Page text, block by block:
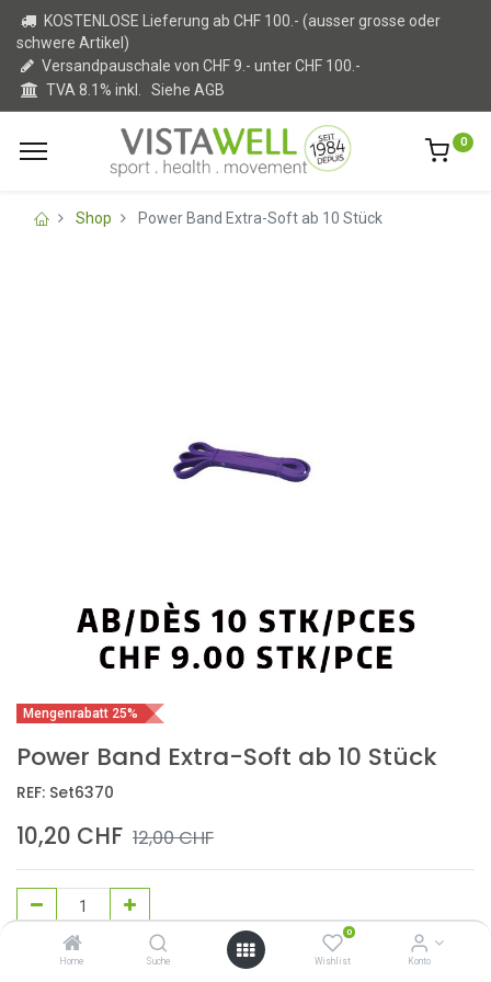
Home Suche
0
Wishlist Konto
KOSTENLOSE Lieferung ab CHF 100.- (ausser grosse oder
schwere Artikel)
Versandpauschale von CHF 9.- unter CHF 100.-
TVA 8.1% inkl. Siehe AGB
0
Shop Power Band Extra-Soft ab 10 Stück
Mengenrabatt 25%
Power Band Extra-Soft ab 10 Stück
REF: Set6370
10,20 CHF 12,00CHF
In den Warenkorb